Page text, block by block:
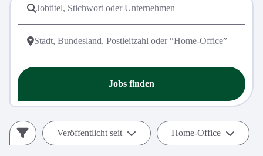
Jobs finden
Veröffentlicht seit Home-Office